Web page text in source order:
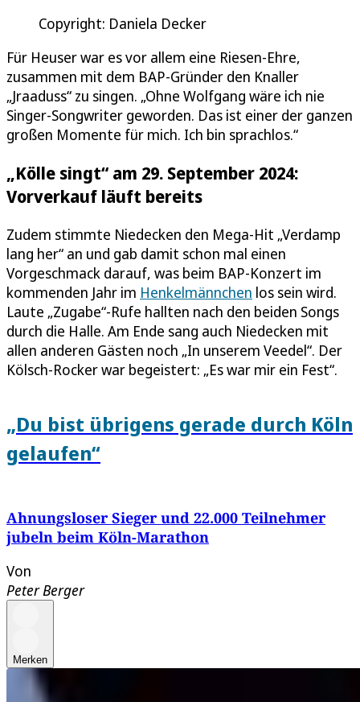
Copyright: Daniela Decker
Für Heuser war es vor allem eine Riesen-Ehre,
zusammen mit dem BAP-Gründer den Knaller
„Jraaduss“ zu singen. „Ohne Wolfgang wäre ich nie
Singer-Songwriter geworden. Das ist einer der ganzen
großen Momente für mich. Ich bin sprachlos.“
„Kölle singt“ am 29. September 2024:
Vorverkauf läuft bereits
Zudem stimmte Niedecken den Mega-Hit „Verdamp
lang her“ an und gab damit schon mal einen
Vorgeschmack darauf, was beim BAP-Konzert im
kommenden Jahr im Henkelmännchen los sein wird.
Laute „Zugabe“-Rufe hallten nach den beiden Songs
durch die Halle. Am Ende sang auch Niedecken mit
allen anderen Gästen noch „In unserem Veedel“. Der
Kölsch-Rocker war begeistert: „Es war mir ein Fest“.
„Du bist übrigens gerade durch Köln
gelaufen“
Ahnungsloser Sieger und 22.000 Teilnehmer
jubeln beim Köln-Marathon
Von
Peter Berger
Merken